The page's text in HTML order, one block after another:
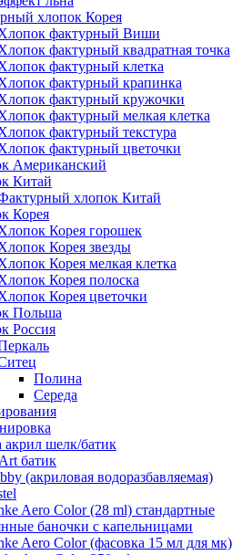
хлопок Корея
фактурный Виши
фактурный квадратная точка
фактурный клетка
фактурный крапинка
фактурный кружочки
фактурный мелкая клетка
фактурный текстура
фактурный цветочки
Американский
Китай
хлопок Китай
Корея
Корея горошек
Корея звезды
Корея мелкая клетка
Корея полоска
Корея цветочки
Польша
Россия
Полина
Середа
акрил шелк/батик
батик
(акриловая водоразбавляемая)
Aero Color (28 ml) стандартные
баночки с капельницами
Aero Color (фасовка 15 мл для мк)